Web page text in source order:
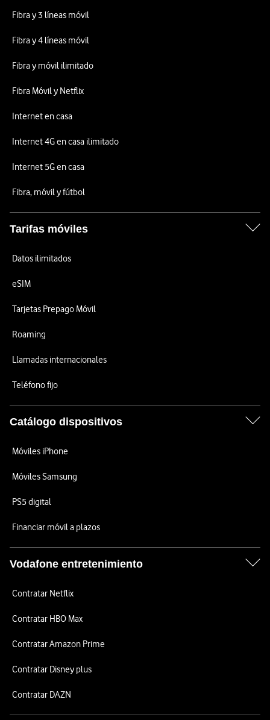
Fibra y 3 líneas móvil
Fibra y 4 líneas móvil
Fibra y móvil ilimitado
Fibra Móvil y Netflix
Internet en casa
Internet 4G en casa ilimitado
Internet 5G en casa
Fibra, móvil y fútbol
Tarifas móviles
Datos ilimitados
eSIM
Tarjetas Prepago Móvil
Roaming
Llamadas internacionales
Teléfono fijo
Catálogo dispositivos
Móviles iPhone
Móviles Samsung
PS5 digital
Financiar móvil a plazos
Vodafone entretenimiento
Contratar Netflix
Contratar HBO Max
Contratar Amazon Prime
Contratar Disney plus
Contratar DAZN